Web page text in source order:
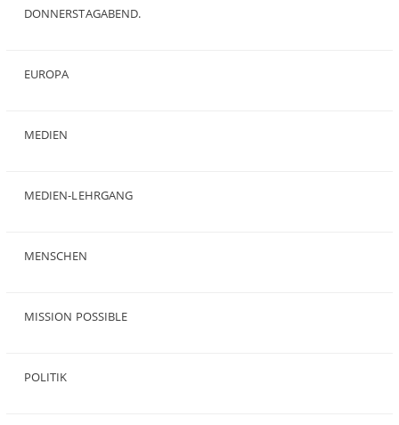
DONNERSTAGABEND.
EUROPA
MEDIEN
MEDIEN-LEHRGANG
MENSCHEN
MISSION POSSIBLE
POLITIK